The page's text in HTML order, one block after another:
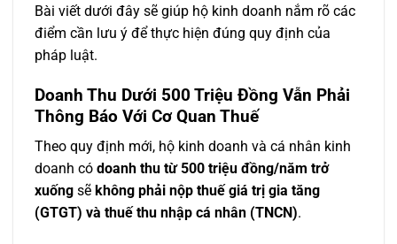
Bài viết dưới đây sẽ giúp hộ kinh doanh nắm rõ các
điểm cần lưu ý để thực hiện đúng quy định của
pháp luật.
Doanh Thu Dưới 500 Triệu Đồng Vẫn Phải
Thông Báo Với Cơ Quan Thuế
Theo quy định mới, hộ kinh doanh và cá nhân kinh
doanh có doanh thu từ 500 triệu đồng/năm trở
xuống sẽ không phải nộp thuế giá trị gia tăng
(GTGT) và thuế thu nhập cá nhân (TNCN).